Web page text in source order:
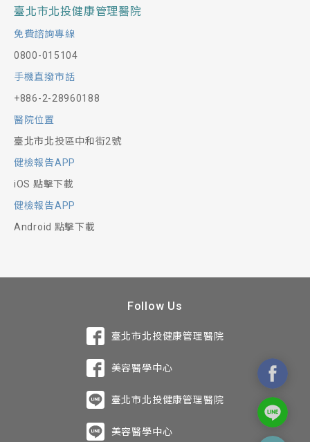
臺北市北投健康管理醫院
免費諮詢專線
0800-015104
手機直撥市話
+886-2-28960188
醫院位置
臺北市北投區中和街2號
健檢報告APP
iOS 點擊下載
健檢報告APP
Android 點擊下載
Follow Us
臺北市北投健康管理醫院
美容醫學中心
臺北市北投健康管理醫院
美容醫學中心